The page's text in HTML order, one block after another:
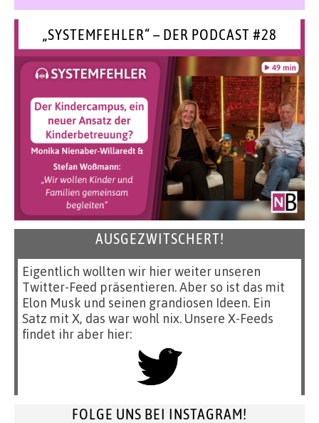
„SYSTEMFEHLER“ – DER PODCAST #28
AUSGEZWITSCHERT!
Eigentlich wollten wir hier weiter unseren
Twitter-Feed präsentieren. Aber so ist das mit
Elon Musk und seinen grandiosen Ideen. Ein
Satz mit X, das war wohl nix. Unsere X-Feeds
findet ihr aber hier:
FOLGE UNS BEI INSTAGRAM!